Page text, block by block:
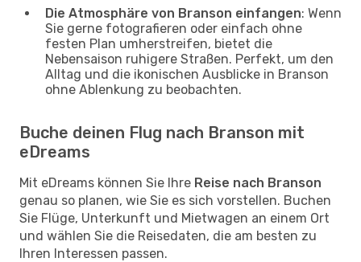
Die Atmosphäre von Branson einfangen: Wenn
Sie gerne fotografieren oder einfach ohne
festen Plan umherstreifen, bietet die
Nebensaison ruhigere Straßen. Perfekt, um den
Alltag und die ikonischen Ausblicke in Branson
ohne Ablenkung zu beobachten.
Buche deinen Flug nach Branson mit
eDreams
Mit eDreams können Sie Ihre Reise nach Branson
genau so planen, wie Sie es sich vorstellen. Buchen
Sie Flüge, Unterkunft und Mietwagen an einem Ort
und wählen Sie die Reisedaten, die am besten zu
Ihren Interessen passen.